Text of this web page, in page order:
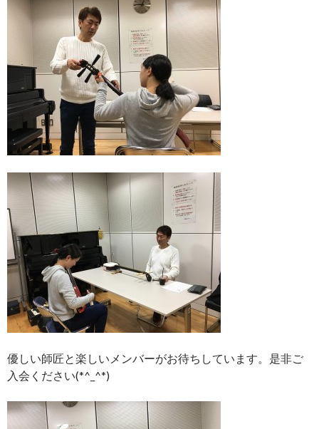
優しい師匠と楽しいメンバーがお待ちしています。是非ご
入会ください(*^_^*)